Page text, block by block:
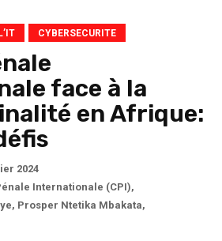
CYBERSECURITE
face à la
en Afrique:
2024
Internationale (CPI),
, Prosper Ntetika Mbakata,